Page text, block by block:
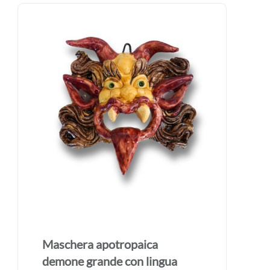
Maschera apotropaica
demone grande con lingua